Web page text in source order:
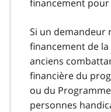
financement pour
Si un demandeur
financement de la
anciens
financière du
ou du
personnes